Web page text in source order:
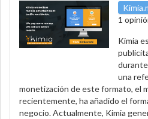
1
Kimia
una
monetización de este formato, el
recientemente, ha añadido el
negocio. Actualmente, Kimia